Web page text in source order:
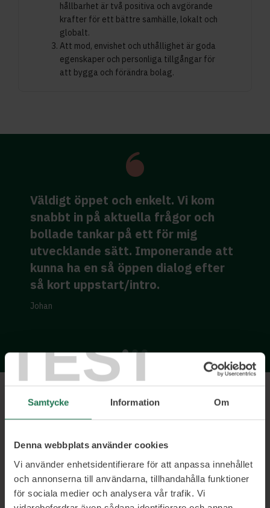
TEST
Samtycke Information Om
Denna webbplats använder cookies
Vi använder enhetsidentifierare för att anpassa innehållet
och annonserna till användarna, tillhandahålla funktioner
för sociala medier och analysera vår trafik. Vi
hållbarhet är två positiva och avgörande
krafter för ett bättre samhälle, lokalt och
globalt.
Att mod, envishet och uthållighet är goda
egenskaper och personliga tillgångar för
att bygga och förändra bolag.
Väldigt öppet och enkelt. Vi kom
snabbt in på aktuella frågor och
bollade tankar på ett för mig
utvecklande sätt. Imponerande att
kunna ha en så öppen dialog efter
så kort uppstart/intro.
Johan
Ett urval av våra kunder